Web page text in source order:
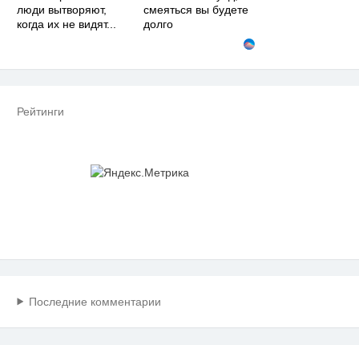
люди вытворяют,
когда их не видят...
смеяться вы будете
долго
Рейтинги
Последние комментарии